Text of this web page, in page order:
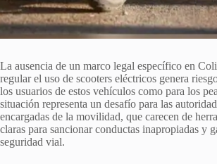
La ausencia de un marco legal específico en
regular el uso de scooters eléctricos genera
los usuarios de estos vehículos como para los
situación representa un desafío para las
encargadas de la movilidad, que carecen de
claras para sancionar conductas inapropiadas y
seguridad vial.